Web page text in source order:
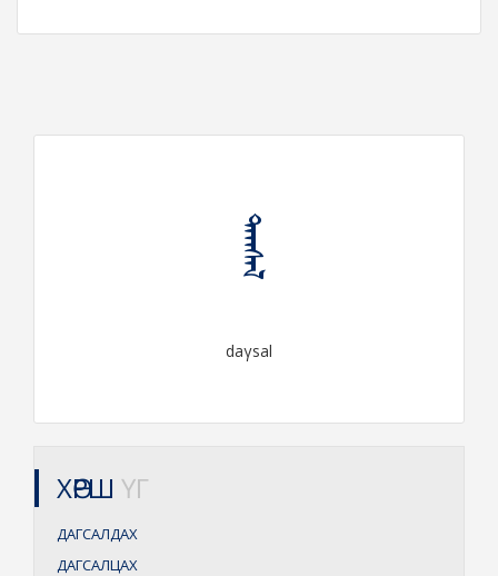
ᠳᠠᠭᠰᠠᠯ
daγsal
ХӨРШ ҮГ
ДАГСАЛДАХ
ДАГСАЛЦАХ